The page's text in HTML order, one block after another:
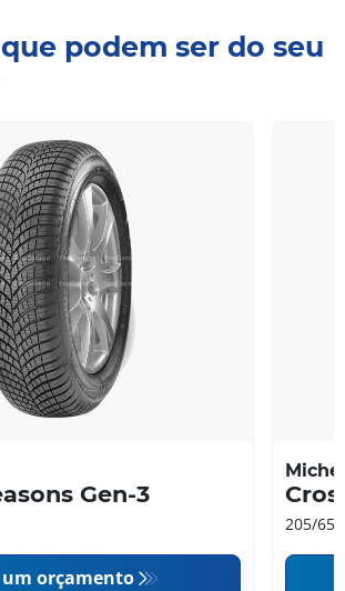
podem ser do seu
Gen-3
um orçamento
205/65